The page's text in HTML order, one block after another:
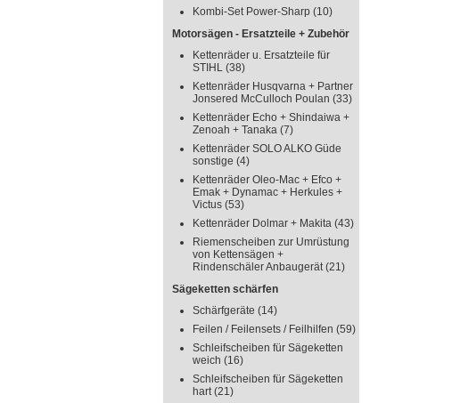
Kombi-Set Power-Sharp (10)
Motorsägen - Ersatzteile + Zubehör
Kettenräder u. Ersatzteile für
STIHL (38)
Kettenräder Husqvarna + Partner
Jonsered McCulloch Poulan (33)
Kettenräder Echo + Shindaiwa +
Zenoah + Tanaka (7)
Kettenräder SOLO ALKO Güde
sonstige (4)
Kettenräder Oleo-Mac + Efco +
Emak + Dynamac + Herkules +
Victus (53)
Kettenräder Dolmar + Makita (43)
Riemenscheiben zur Umrüstung
von Kettensägen +
Rindenschäler Anbaugerät(21)
Sägeketten schärfen
Schärfgeräte (14)
Feilen / Feilensets / Feilhilfen (59)
Schleifscheiben für Sägeketten
weich (16)
Schleifscheiben für Sägeketten
hart(21)